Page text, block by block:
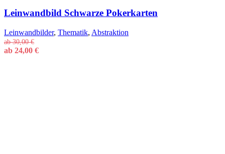
Leinwandbild Schwarze Pokerkarten
Leinwandbilder, Thematik, Abstraktion
ab30,00€
ab 24,00 €